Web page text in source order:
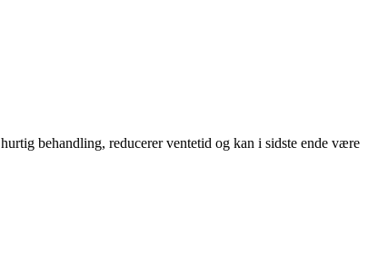
behandling, reducerer ventetid og kan i sidste ende være